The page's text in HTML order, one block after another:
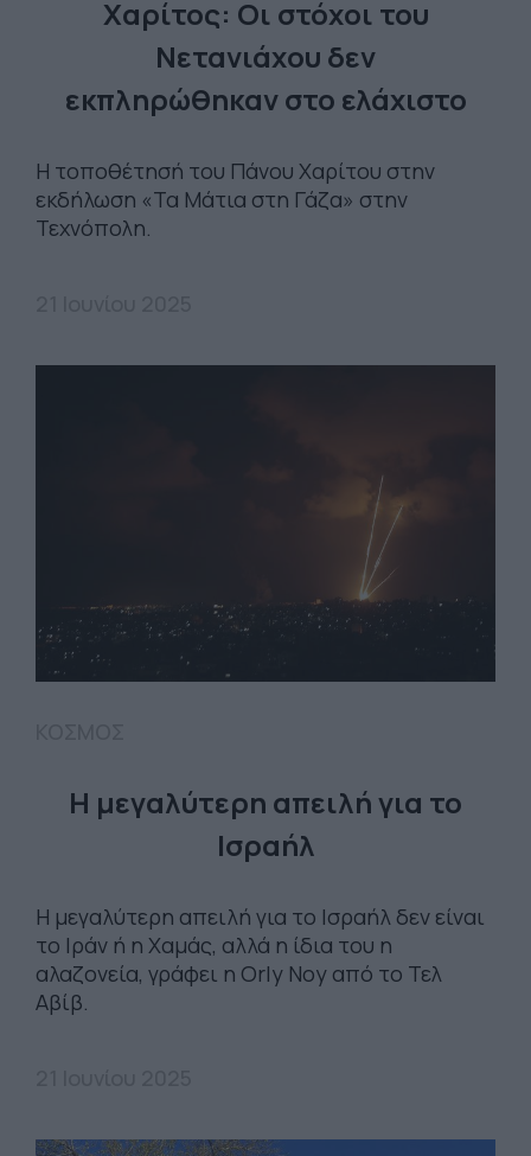
Χαρίτος: Οι στόχοι του
Νετανιάχου δεν
εκπληρώθηκαν στο ελάχιστο
Η τοποθέτησή του Πάνου Χαρίτου στην
εκδήλωση «Τα Μάτια στη Γάζα» στην
Τεχνόπολη.
Η μεγαλύτερη απειλή για το
Ισραήλ
Η μεγαλύτερη απειλή για το Ισραήλ δεν είναι
το Ιράν ή η Χαμάς, αλλά η ίδια του η
αλαζονεία, γράφει η Orly Noy από το Τελ
Αβίβ.